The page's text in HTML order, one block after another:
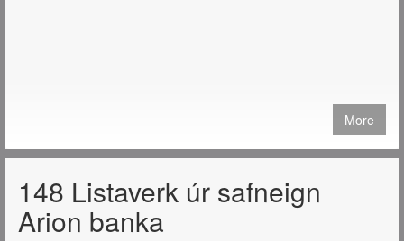
More
148 Listaverk úr safneign
Arion banka